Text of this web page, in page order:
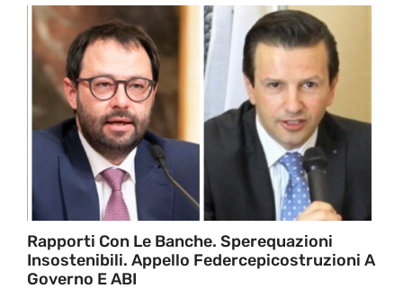
Rapporti Con Le Banche. Sperequazioni
Insostenibili. Appello Federcepicostruzioni A
Governo E ABI